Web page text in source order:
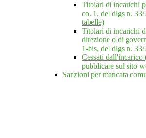
Titolari di incarichi
co. 1, del dlgs n.
tabelle)
Titolari di incarichi
direzione o di
1-bis, del dlgs n. 33/
Cessati dall'incarico
pubblicare sul sito
Sanzioni per mancata